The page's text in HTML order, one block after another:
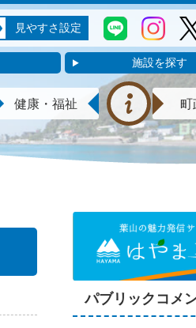
見やすさ設定
施設を探す
健康・福祉 町
パブリックコメ